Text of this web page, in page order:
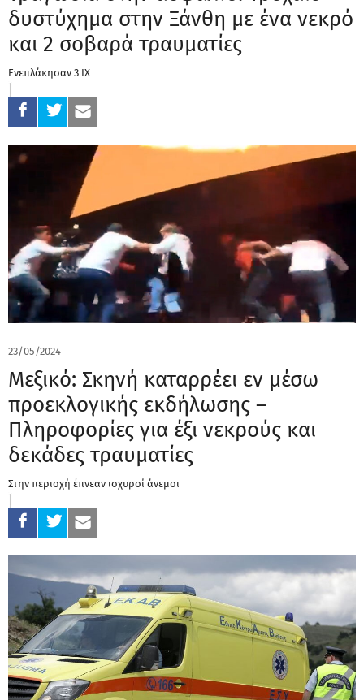
δυστύχημα στην Ξάνθη με ένα νεκρό
και 2 σοβαρά τραυματίες
Ενεπλάκησαν 3 ΙΧ
23/05/2024
Μεξικό: Σκηνή καταρρέει εν μέσω
προεκλογικής εκδήλωσης –
Πληροφορίες για έξι νεκρούς και
δεκάδες τραυματίες
Στην περιοχή έπνεαν ισχυροί άνεμοι